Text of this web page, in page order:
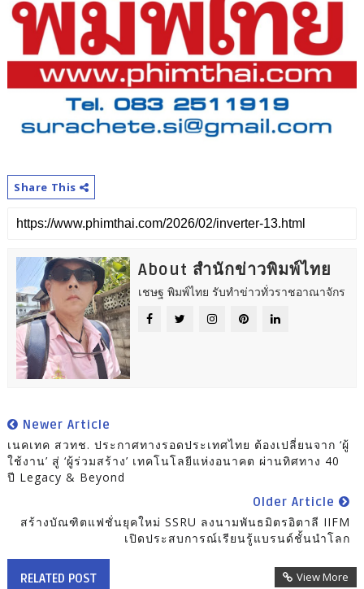
Share This
About สำนักข่าวพิมพ์ไทย
เชษฐ พิมพ์ไทย รับทำข่าวทั่วราชอาณาจักร
Newer Article
เนคเทค สวทช. ประกาศทางรอดประเทศไทย ต้องเปลี่ยนจาก ‘ผู้
ใช้งาน’ สู่ ‘ผู้ร่วมสร้าง’ เทคโนโลยีแห่งอนาคต ผ่านทิศทาง 40
ปี Legacy & Beyond
Older Article
สร้างบัณฑิตแฟชั่นยุคใหม่ SSRU ลงนามพันธมิตรอิตาลี IIFM
เปิดประสบการณ์เรียนรู้แบรนด์ชั้นนำโลก
RELATED POST View More